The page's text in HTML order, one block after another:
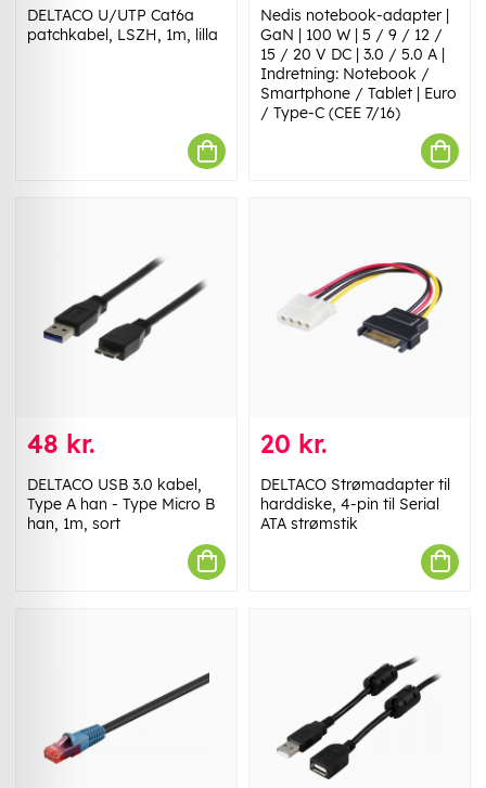
DELTACO U/UTP Cat6a
patchkabel, LSZH, 1m, lilla
Nedis notebook-adapter |
GaN | 100 W | 5 / 9 / 12 /
15 / 20 V DC | 3.0 / 5.0 A |
Indretning: Notebook /
Smartphone / Tablet | Euro
/ Type-C (CEE 7/16)
48 kr.
DELTACO USB 3.0 kabel,
Type A han - Type Micro B
han, 1m, sort
20 kr.
DELTACO Strømadapter til
harddiske, 4-pin til Serial
ATA strømstik